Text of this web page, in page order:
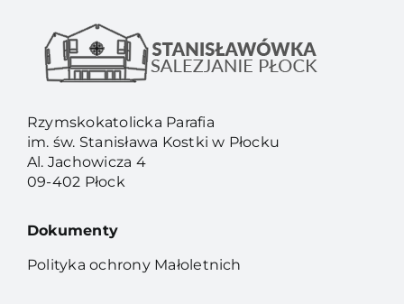
Rzymskokatolicka Parafia
im. św. Stanisława Kostki w Płocku
Al. Jachowicza 4
09-402 Płock
Dokumenty
Polityka ochrony Małoletnich